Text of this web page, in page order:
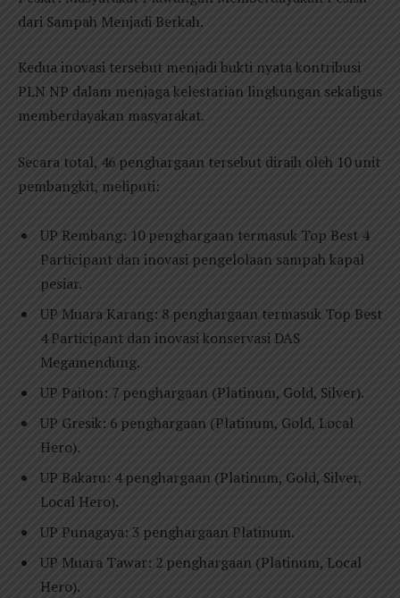
dari Sampah Menjadi Berkah.
Kedua inovasi tersebut menjadi bukti nyata kontribusi
PLN NP dalam menjaga kelestarian lingkungan sekaligus
memberdayakan masyarakat.
Secara total, 46 penghargaan tersebut diraih oleh 10 unit
pembangkit, meliputi:
UP Rembang: 10 penghargaan termasuk Top Best 4
Participant dan inovasi pengelolaan sampah kapal
pesiar.
UP Muara Karang: 8 penghargaan termasuk Top Best
4 Participant dan inovasi konservasi DAS
Megamendung.
UP Paiton: 7 penghargaan (Platinum, Gold, Silver).
UP Gresik: 6 penghargaan (Platinum, Gold, Local
Hero).
UP Bakaru: 4 penghargaan (Platinum, Gold, Silver,
Local Hero).
UP Punagaya: 3 penghargaan Platinum.
UP Muara Tawar: 2 penghargaan (Platinum, Local
Hero).